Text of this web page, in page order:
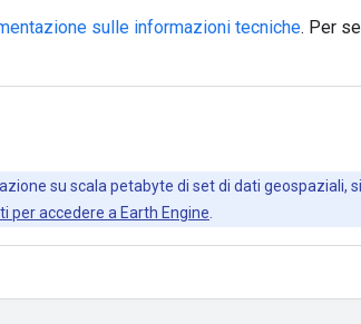
sulle informazioni tecniche. Per
su scala petabyte di set di dati geospaziali,
per accedere a Earth Engine